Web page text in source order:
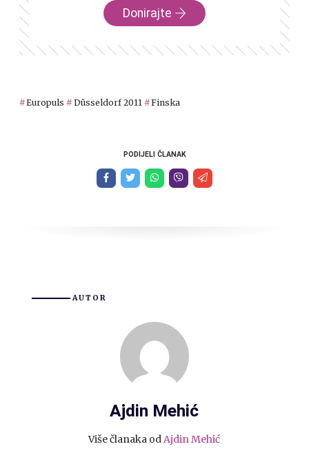
Donirajte
Europuls Düsseldorf 2011 Finska
PODIJELI ČLANAK
AUTOR
Ajdin Mehić
Više članaka odAjdin Mehić